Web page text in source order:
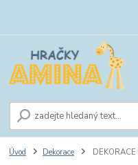
Úvod Dekorace